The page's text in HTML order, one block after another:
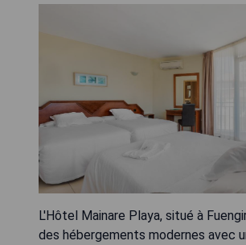
L'Hôtel Mainare Playa, situé à
des hébergements modernes avec